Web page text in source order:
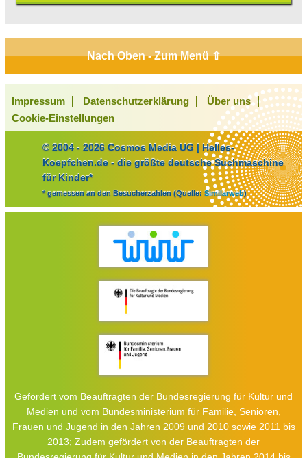
Nach Oben - Zum Menü ⇧
Impressum Datenschutzerklärung
Über uns
Cookie-Einstellungen
© 2004 - 2026 Cosmos Media UG | Helles-
Koepfchen.de - die größte deutsche Suchmaschine
für Kinder*
* gemessen an den Besucherzahlen (Quelle: Similarweb)
Gefördert vom Beauftragten der Bundesregierung für Kultur und
Medien und vom Bundesministerium für Familie, Senioren,
Frauen und Jugend in den Jahren 2009 und 2010 sowie 2011 bis
2013; Zudem gefördert von der Beauftragten der